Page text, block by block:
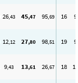
26,43 45,47 95,69 16 9
12,12 27,80 98,51 19 9
9,43 13,61 26,67 18 12